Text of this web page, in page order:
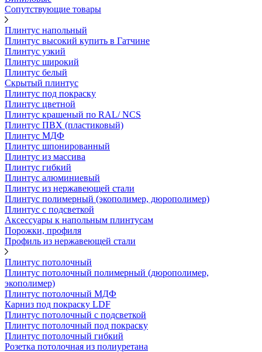
Сопутствующие товары
Плинтус напольный
Плинтус высокий купить в Гатчине
Плинтус узкий
Плинтус широкий
Плинтус белый
Скрытый плинтус
Плинтус под покраску
Плинтус цветной
Плинтус крашеный по RAL/ NCS
Плинтус ПВХ (пластиковый)
Плинтус МДФ
Плинтус шпонированный
Плинтус из массива
Плинтус гибкий
Плинтус алюминиевый
Плинтус из нержавеющей стали
Плинтус полимерный (экополимер, дюрополимер)
Плинтус с подсветкой
Аксессуары к напольным плинтусам
Порожки, профиля
Профиль из нержавеющей стали
Плинтус потолочный
Плинтус потолочный полимерный (дюрополимер,
экополимер)
Плинтус потолочный МДФ
Карниз под покраску LDF
Плинтус потолочный с подсветкой
Плинтус потолочный под покраску
Плинтус потолочный гибкий
Розетка потолочная из полиуретана